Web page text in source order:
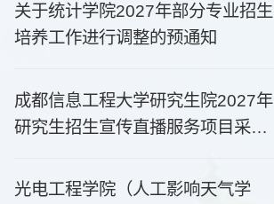
关于统计学院2027年部分专业招生
培养工作进行调整的预通知
成都信息工程大学研究生院2027年
研究生招生宣传直播服务项目采购
光电工程学院（人工影响天气学
关于我校参加全国专业学位水平评
估的通知
关于更新全国教育评估监测专家库
专家信息的通知
关于开展我校四川省级“双一流”建设
成都信息工程大学研究生院2027年
研究生招生宣传直播服务项目采购
光电工程学院（人工影响天气学
院）关于调整2027年硕士研究生招
计算机学院关于调整2027年硕士研
关于做好2026级非全日制硕士研究
生第一次集中学习的通知
关于组织参加第三届中国研究生操
作系统开源创新大赛暨开放原子大
关于组织参加第五届中国研究生金
罗小蓉副校长带队检查指导2026届
研究生学位论文答辩工作
我校成功举办2025年第八届研究生
学术论坛
我校组织召开新晋研究生导师培训
成都信息工程大学关于启动因地震
灾害导致家庭经济困难专项资助工
关于开展2024年服兵役学生国家教
育资助工作的通知
关于开展2025届毕业生一次性求职